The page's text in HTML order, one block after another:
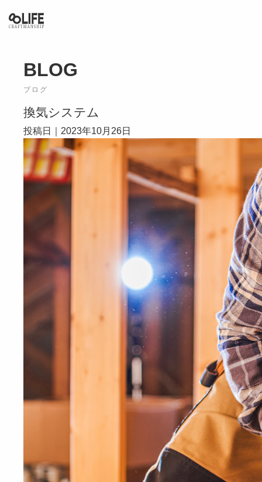
BLOG
ブログ
換気システム
投稿日｜2023年10月26日